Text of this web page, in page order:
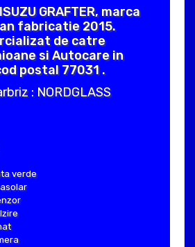
GRAFTER, marca
an fabricatie 2015.
de catre
si Autocare in
postal 77031 .
: NORDGLASS
verde